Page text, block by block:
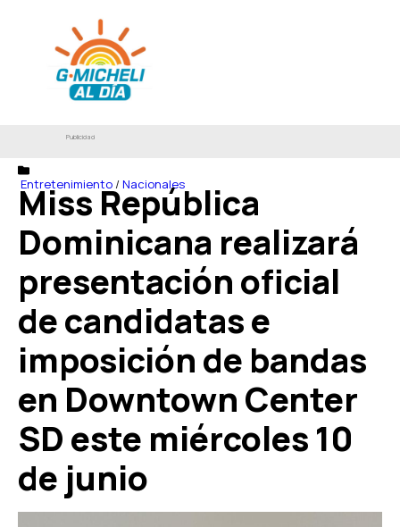
Publicidad
Entretenimiento /Nacionales
Miss República
Dominicana realizará
presentación oficial
de candidatas e
imposición de bandas
en Downtown Center
SD este miércoles 10
de junio